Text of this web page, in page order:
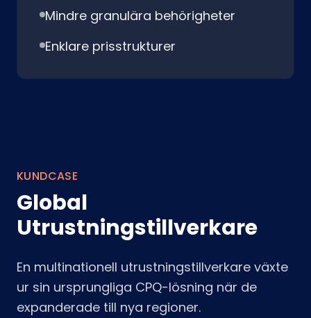
Mindre granulära behörigheter
Enklare prisstrukturer
KUNDCASE
Global
Utrustningstillverkare
En multinationell utrustningstillverkare växte
ur sin ursprungliga CPQ-lösning när de
expanderade till nya regioner.